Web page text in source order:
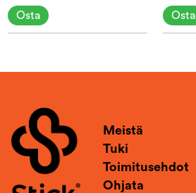
Osta Osta
Meistä
Tuki
Toimitusehdot
Ohjata